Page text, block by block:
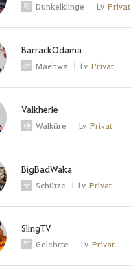
Dunkelklinge Lv Privat
BarrackOdama
Maehwa Lv Privat
Valkherie
Walküre Lv Privat
BigBadWaka
Schütze Lv Privat
SlingTV
Gelehrte Lv Privat